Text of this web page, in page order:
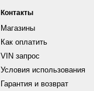
Контакты
Магазины
Как оплатить
VIN запрос
Условия использования
Гарантия и возврат